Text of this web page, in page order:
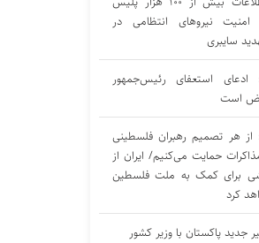
امنیت نیروهای انتظامی در
سایبری
ادعای استعفای رئیس‌جمهور
است
از هر تصمیم رهبران فلسطینی
حمایت می‌کنیم/ ایران از
برای کمک به ملت فلسطین
کرد
جدید پاکستان با وزیر کشور